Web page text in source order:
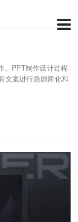
。PPT制作设计过程
文案进行急剧简化和